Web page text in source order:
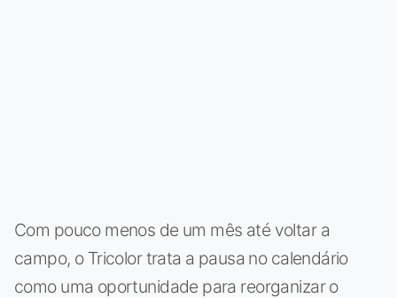
Com pouco menos de um mês até voltar a
campo, o Tricolor trata a pausa no calendário
como uma oportunidade para reorganizar o